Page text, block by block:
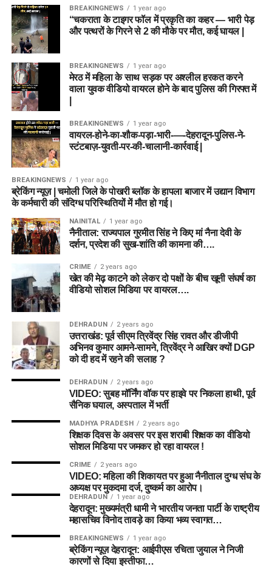
फॉर्म सबमिट और प्रिंट करें:पूरी जानकारी को एक बार दोबारा
जांच (Preview) लें और ‘Submit’ बटन पर क्लिक करें। भविष्य
के संदर्भ के लिए भरे हुए आवेदन पत्र और फीस रसीद का
परीक्षा की तैयारी के लिए कुछ महत्वपूर्ण
टिप्स
सिलेबस को समझें:परीक्षा की तैयारी शुरू करने से पहले बोर्ड द्वारा
जारी विस्तृत पाठ्यक्रम (Syllabus) और परीक्षा पैटर्न को अच्छी
तरह समझ लें।
पुराने प्रश्न पत्रों का अभ्यास:पिछले वर्षों के प्रश्न पत्रों
(Previous Year Question Papers) को हल करने से आपको
प्रश्नों के स्तर और परीक्षा के समय प्रबंधन (Time
Management) का सही अंदाजा मिल जाएगा।
$0.25$ अंक की नेगेटिव मार्किंग (ऋणात्मक मूल्यांकन) होती है,
इसलिए परीक्षा हॉल में तुक्का लगाने से बचें।
सामान्य ज्ञान और करंट अफेयर्स:
इतिहास, भूगोल और समसामयिक घटनाओं (Current Affairs)
पर विशेष ध्यान दें, क्योंकि सामान्य जागरूकता खंड में इससे जुड़े
सवाल पूछे जाते हैं।
यह दिल्ली सरकार के अंतर्गत एक स्थिर, सुरक्षित और सम्मानित करियर
बनाने का एक बेजोड़ मौका है। इच्छुक उम्मीदवार अंतिम तिथि15 जुलाई
से पहले अपना आवेदन सुनिश्चित करें। नियमित अपडेट के लिए
DSSSB की ऑफिशियल वेबसाइट को समय-समय पर चेक करते रहें।
Important Links
Official Notification
Official Website
BREAKINGNEWS 1 year ago
“चकराता के टाइगर फॉल में प्रकृति का कहर — भारी पेड़
और पत्थरों के गिरने से 2 की मौके पर मौत, कई घायल |
BREAKINGNEWS 1 year ago
मेरठ में महिला के साथ सड़क पर अश्लील हरकत करने
वाला युवक वीडियो वायरल होने के बाद पुलिस की गिरफ्त में
BREAKINGNEWS 1 year ago
वायरल-होने-का-शौक-पड़ा-भारी-—-देहरादून-पुलिस-ने-
स्टंटबाज़-युवती-पर-की-चालानी-कार्रवाई |
BREAKINGNEWS 1 year ago
ब्रेकिंग न्यूज़ | चमोली जिले के पोखरी ब्लॉक के हापला बाजार में उद्यान विभाग
के कर्मचारी की संदिग्ध परिस्थितियों में मौत हो गई।
NAINITAL 1 year ago
नैनीताल: राज्यपाल गुरमीत सिंह ने किए मां नैना देवी के
दर्शन, प्रदेश की सुख-शांति की कामना की….
CRIME 2 years ago
खेत की मेढ़ काटने को लेकर दो पक्षों के बीच खूनी संघर्ष का
वीडियो सोशल मिडिया पर वायरल….
DEHRADUN 2 years ago
उत्तराखंड: पूर्व सीएम त्रिवेंद्र सिंह रावत और डीजीपी
अभिनव कुमार आमने-सामने, त्रिवेंद्र ने आखिर क्यों DGP
को दी हद में रहने की सलाह ?
DEHRADUN 2 years ago
VIDEO: सुबह मॉर्निंग वॉक पर हाइवे पर निकला हाथी, पूर्व
सैनिक घयाल, अस्पताल में भर्ती
MADHYA PRADESH 2 years ago
शिक्षक दिवस के अवसर पर इस शराबी शिक्षक का वीडियो
सोशल मिडिया पर जमकर हो रहा वायरल !
CRIME 2 years ago
VIDEO: महिला की शिकायत पर हुआ नैनीताल दुग्ध संघ के
अध्यक्ष पर मुकदमा दर्ज, दुष्कर्म का आरोप।
DEHRADUN 1 year ago
देहरादून: मुख्यमंत्री धामी ने भारतीय जनता पार्टी के राष्ट्रीय
महासचिव विनोद तावड़े का किया भव्य स्वागत…
BREAKINGNEWS 1 year ago
ब्रेकिंग न्यूज़ देहरादून: आईपीएस रचिता जुयाल ने निजी
कारणों से दिया इस्तीफा…